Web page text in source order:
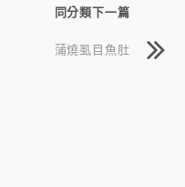
同分類下一篇
蒲燒虱目魚肚